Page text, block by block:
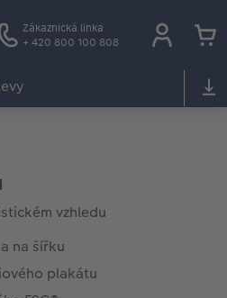
Zákaznická linka
+ 420 800 100 808
vzhledu
na šířku
plakátu